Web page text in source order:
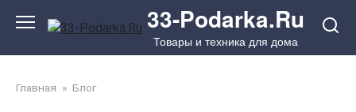
33-Podarka.Ru
Товары и техника для дома
Главная » Блог